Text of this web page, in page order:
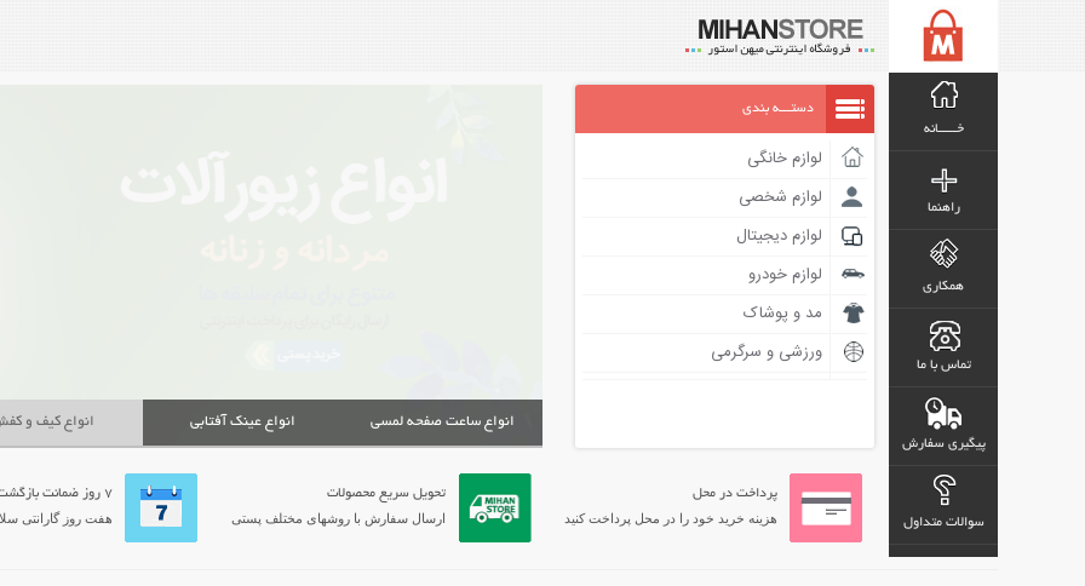
خـــــانه
راهنما
همکاری
تماس با ما
پیگیری سفارش
سوالات متداول
دستـــه بندی
لوازم خانگی
لوازم شخصی
لوازم دیجیتال
لوازم خودرو
مد و پوشاک
ورزشی و سرگرمی
انواع ساعت صفحه لمسی انواع عینک آفتابی انواع کیف و
پرداخت در محل
هزینه خرید خود را در محل پرداخت کنید
تحویل سریع محصولات
ارسال سفارش با روشهای مختلف پستی
7 روز ضمانت بازگشت
هفت روز گارانتی